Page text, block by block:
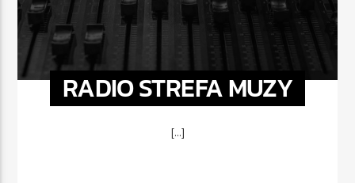
RADIO STREFA MUZY
[...]